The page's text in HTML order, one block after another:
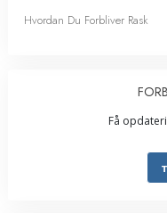
Hvordan Du Forbliver Rask
Få